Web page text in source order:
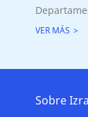
VER MÁS
Sobre